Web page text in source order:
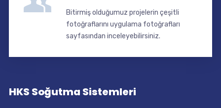
Bitirmiş olduğumuz projelerin çeşitli
fotoğraflarını uygulama fotoğrafları
sayfasından inceleyebilirsiniz.
HKS Soğutma Sistemleri